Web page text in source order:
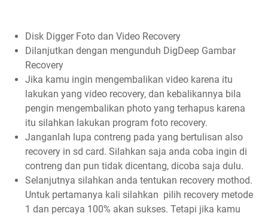
Disk Digger Foto dan Video Recovery
Dilanjutkan dengan mengunduh DigDeep Gambar
Recovery
Jika kamu ingin mengembalikan video karena itu
lakukan yang video recovery, dan kebalikannya bila
pengin mengembalikan photo yang terhapus karena
itu silahkan lakukan program foto recovery.
Janganlah lupa contreng pada yang bertulisan also
recovery in sd card. Silahkan saja anda coba ingin di
contreng dan pun tidak dicentang, dicoba saja dulu.
Selanjutnya silahkan anda tentukan recovery mothod.
Untuk pertamanya kali silahkan pilih recovery metode
1 dan percaya 100% akan sukses. Tetapi jika kamu